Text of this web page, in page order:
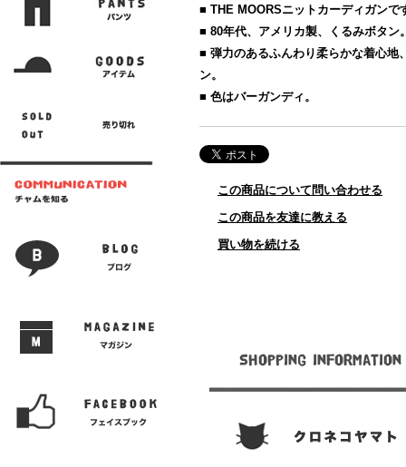
■ THE MOORSニットカーディガンで
■ 80年代、アメリカ製、くるみボタン
■ 弾力のあるふんわり柔らかな着心地
ン。
■ 色はバーガンディ。
この商品について問い合わせる
この商品を友達に教える
買い物を続ける